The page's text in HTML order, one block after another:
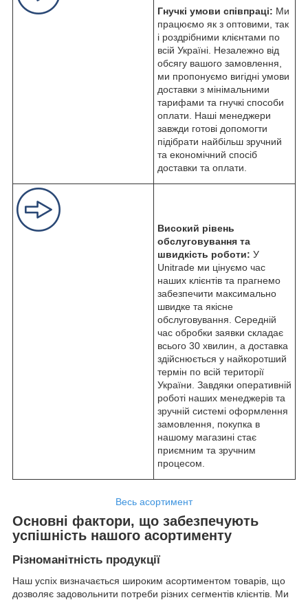
Гнучкі умови співпраці: Ми
працюємо як з оптовими, так
і роздрібними клієнтами по
всій Україні. Незалежно від
обсягу вашого замовлення,
ми пропонуємо вигідні умови
доставки з мінімальними
тарифами та гнучкі способи
оплати. Наші менеджери
завжди готові допомогти
підібрати найбільш зручний
та економічний спосіб
доставки та оплати.
Високий рівень
обслуговування та
швидкість роботи: У
Unitrade ми цінуємо час
наших клієнтів та прагнемо
забезпечити максимально
швидке та якісне
обслуговування. Середній
час обробки заявки складає
всього 30 хвилин, а доставка
здійснюється у найкоротший
термін по всій території
України. Завдяки оперативній
роботі наших менеджерів та
зручній системі оформлення
замовлення, покупка в
нашому магазині стає
приємним та зручним
процесом.
Весь асортимент
Основні фактори, що забезпечують
успішність нашого асортименту
Різноманітність продукції
Наш успіх визначається широким асортиментом товарів, що
дозволяє задовольнити потреби різних сегментів клієнтів. Ми